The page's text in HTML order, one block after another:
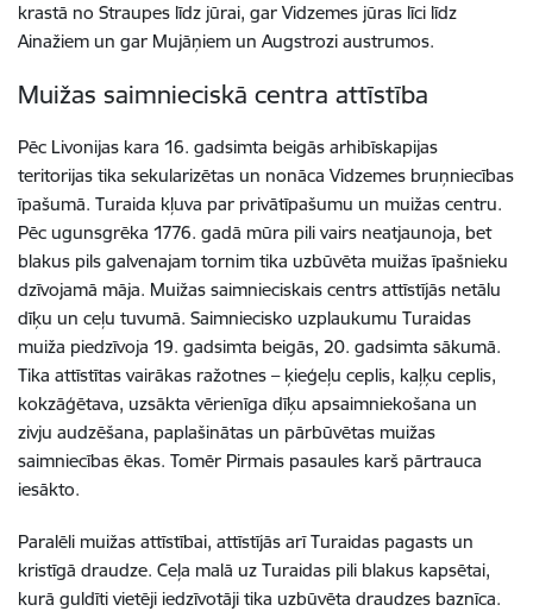
krastā no Straupes līdz jūrai, gar Vidzemes jūras līci līdz
Ainažiem un gar Mujāņiem un Augstrozi austrumos.
Muižas saimnieciskā centra attīstība
Pēc Livonijas kara 16. gadsimta beigās arhibīskapijas
teritorijas tika sekularizētas un nonāca Vidzemes bruņniecības
īpašumā. Turaida kļuva par privātīpašumu un muižas centru.
Pēc ugunsgrēka 1776. gadā mūra pili vairs neatjaunoja, bet
blakus pils galvenajam tornim tika uzbūvēta muižas īpašnieku
dzīvojamā māja. Muižas saimnieciskais centrs attīstījās netālu
dīķu un ceļu tuvumā. Saimniecisko uzplaukumu Turaidas
muiža piedzīvoja 19. gadsimta beigās, 20. gadsimta sākumā.
Tika attīstītas vairākas ražotnes – ķieģeļu ceplis, kaļķu ceplis,
kokzāģētava, uzsākta vērienīga dīķu apsaimniekošana un
zivju audzēšana, paplašinātas un pārbūvētas muižas
saimniecības ēkas. Tomēr Pirmais pasaules karš pārtrauca
iesākto.
Paralēli muižas attīstībai, attīstījās arī Turaidas pagasts un
kristīgā draudze. Ceļa malā uz Turaidas pili blakus kapsētai,
kurā guldīti vietēji iedzīvotāji tika uzbūvēta draudzes baznīca.